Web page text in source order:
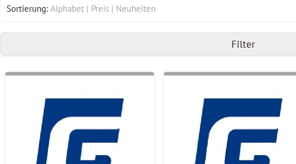
Sortierung: Alphabet Preis Neuheiten
Filter